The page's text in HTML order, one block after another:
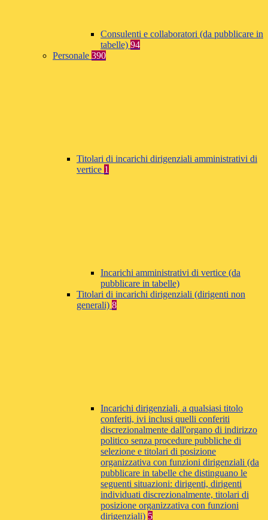
Consulenti e collaboratori (da pubblicare in
tabelle) 94
Personale 390
Titolari di incarichi dirigenziali amministrativi di
vertice 1
Incarichi amministrativi di vertice (da
pubblicare in tabelle)
Titolari di incarichi dirigenziali (dirigenti non
generali) 8
Incarichi dirigenziali, a qualsiasi titolo
conferiti, ivi inclusi quelli conferiti
discrezionalmente dall'organo di indirizzo
politico senza procedure pubbliche di
selezione e titolari di posizione
organizzativa con funzioni dirigenziali (da
pubblicare in tabelle che distinguano le
seguenti situazioni: dirigenti, dirigenti
individuati discrezionalmente, titolari di
posizione organizzativa con funzioni
dirigenziali) 5